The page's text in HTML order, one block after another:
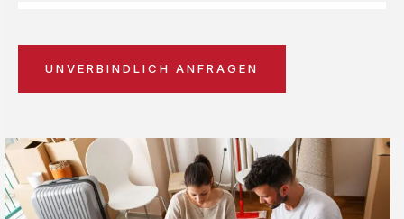
UNVERBINDLICH ANFRAGEN